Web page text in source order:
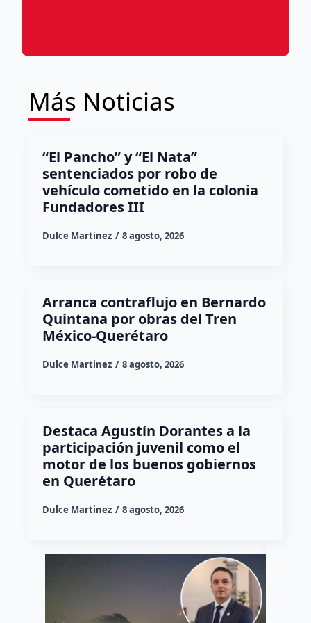
Más Noticias
“El Pancho” y “El Nata”
sentenciados por robo de
vehículo cometido en la colonia
Fundadores III
Dulce Martinez 8 agosto, 2026
Arranca contraflujo en Bernardo
Quintana por obras del Tren
México-Querétaro
Dulce Martinez 8 agosto, 2026
Destaca Agustín Dorantes a la
participación juvenil como el
motor de los buenos gobiernos
en Querétaro
Dulce Martinez 8 agosto, 2026